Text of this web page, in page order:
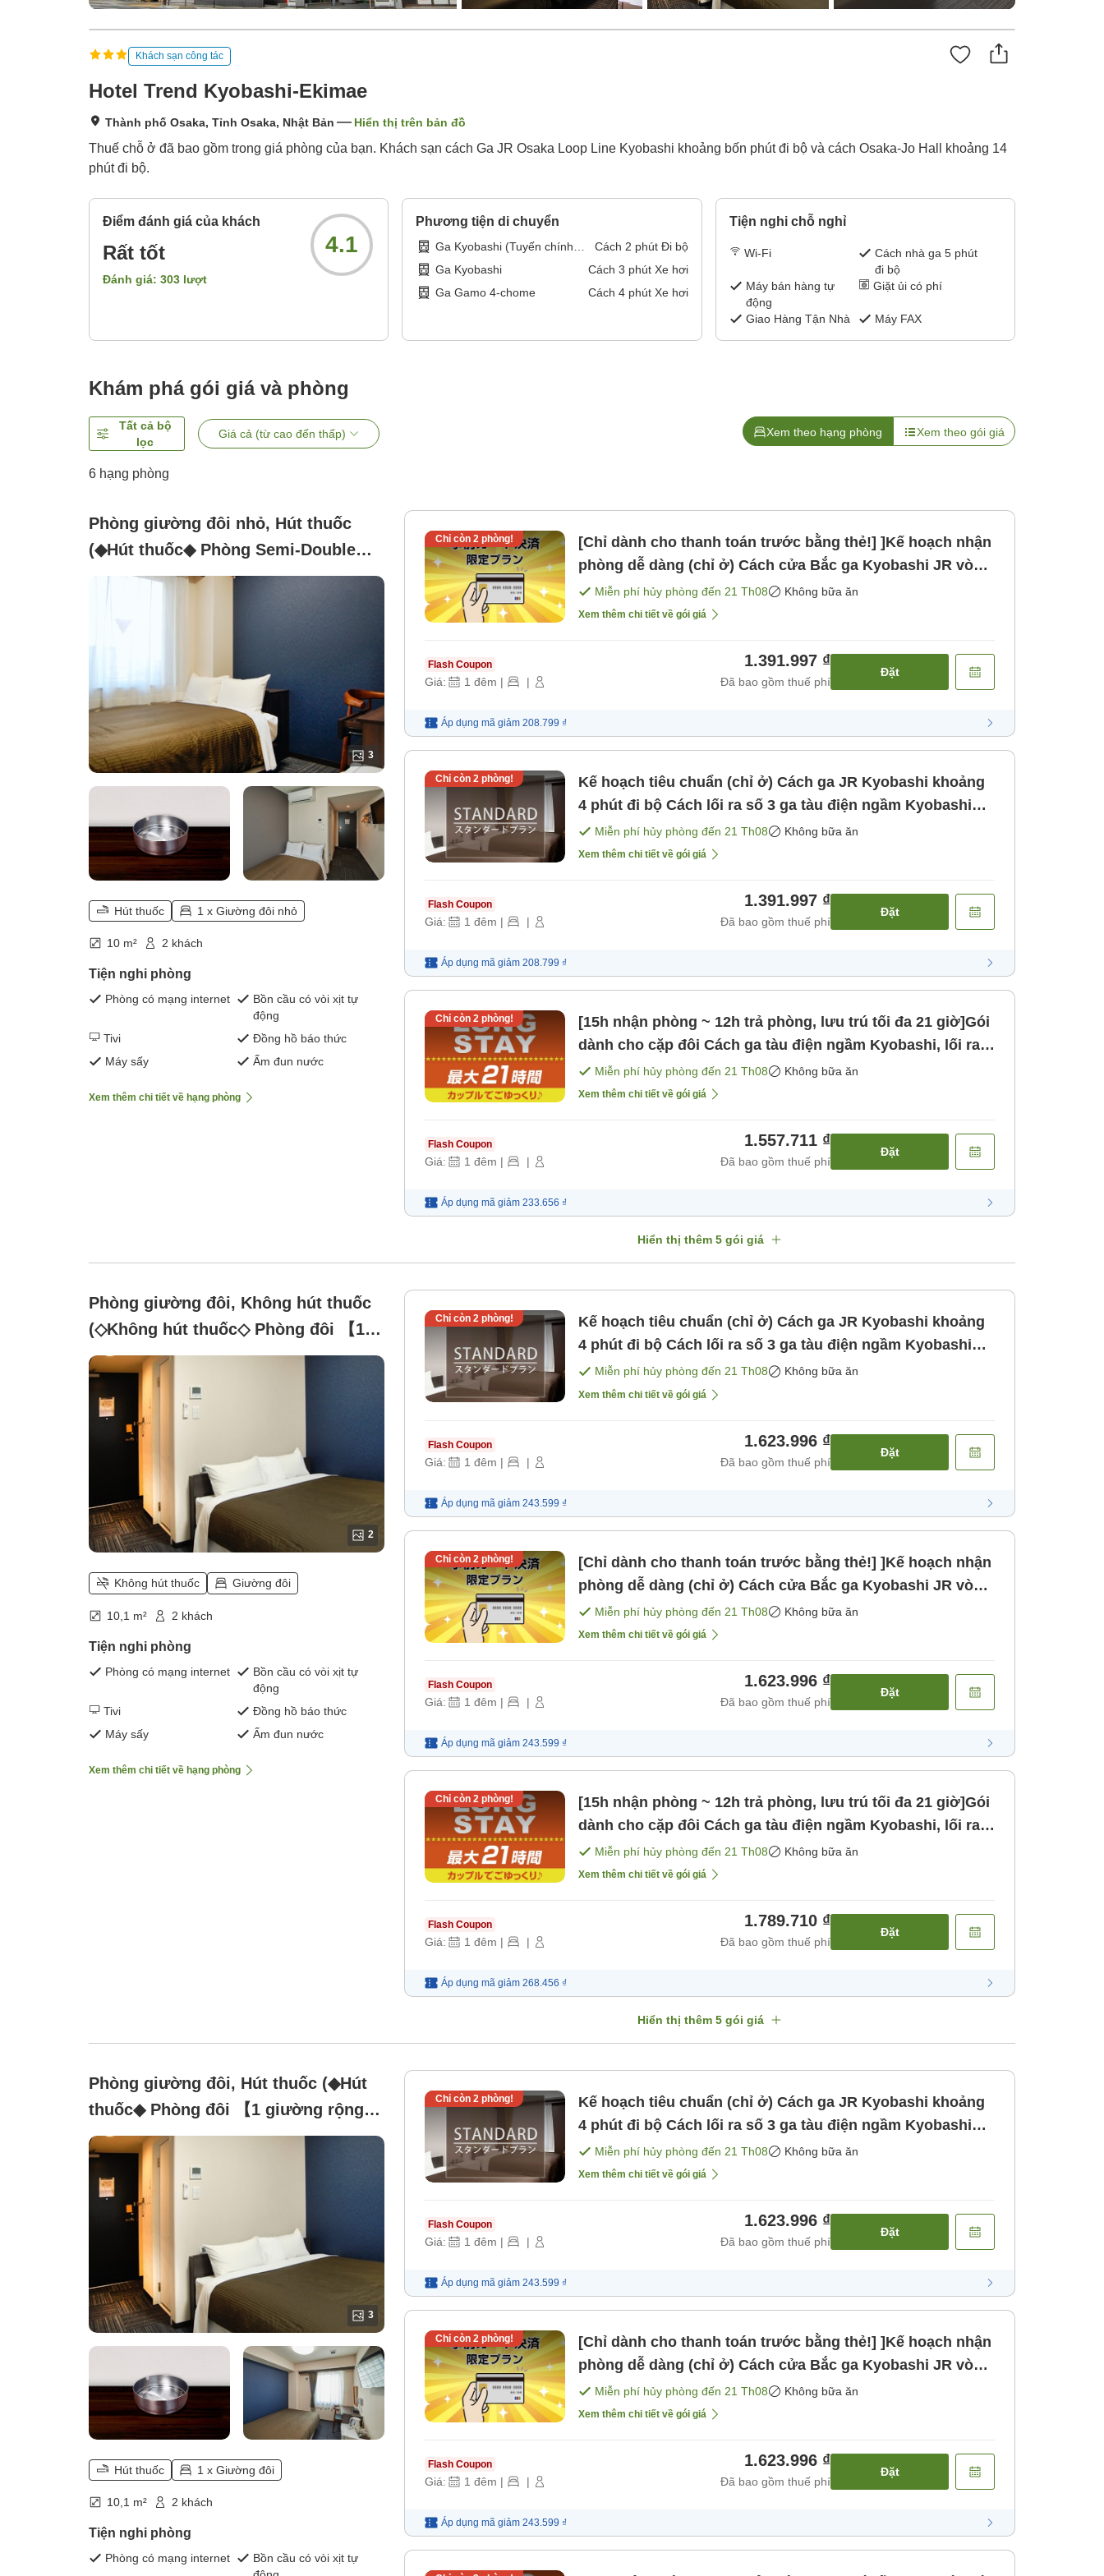
Khách sạn công tác
Hotel Trend Kyobashi-Ekimae
Thành phố Osaka, Tỉnh Osaka, Nhật Bản Hiển thị trên bản đồ
Thuế chỗ ở đã bao gồm trong giá phòng của bạn. Khách sạn cách Ga JR Osaka Loop Line Kyobashi khoảng bốn phút đi bộ và cách Osaka-Jo Hall khoảng 14
phút đi bộ.
Điểm đánh giá của khách
Rất tốt
Đánh giá: 303 lượt
4.1
Phương tiện di chuyển
Ga Kyobashi (Tuyến chính
Keihan)
Cách 2 phút Đi bộ
Ga Kyobashi
Cách 3 phút Xe hơi
Ga Gamo 4-chome
Cách 4phút Xe hơi
Tiện nghi chỗ nghỉ
Wi-Fi
Cách nhà ga 5 phút
đi bộ
Máy bán hàng tự
động
Giặt ủi có phí
Giao Hàng Tận Nhà Máy FAX
Khám phá gói giá và phòng
Tất cả bộ
lọc
Giá cả (từ cao đến thấp) Xem theo hạng phòng Xem theo gói giá
6 hạng phòng
Phòng giường đôi nhỏ, Hút thuốc
(◆Hút thuốc◆ Phòng Semi-Double
【Giường rộng 120cm × 1 chiếc】)
3
Hút thuốc 1 x Giường đôi nhỏ
10 m² 2 khách
Tiện nghi phòng
Phòng có mạng internet
Bồn cầu có vòi xịt tự
động
Tivi
Đồng hồ báo thức
Máy sấy
Ấm đun nước
Xem thêm chi tiết về hạng phòng
Chỉ còn 2phòng!
[Chỉ dành cho thanh toán trước bằng thẻ!] ]Kế hoạch nhận
phòng dễ dàng (chỉ ở) Cách cửa Bắc ga Kyobashi JR vòng
tròn khoảng 4 phút đi bộ [Không bao gồm bữa ăn]
Miễn phí hủy phòng đến 21 Th08 Không bữa ăn
Xem thêm chi tiết về gói giá
Flash Coupon
Giá: 1 đêm | |
1.391.997 ₫
Đã bao gồm thuế phí
Đặt
Áp dụng mã giảm 208.799 ₫
Chỉ còn 2phòng!
Kế hoạch tiêu chuẩn (chỉ ở) Cách ga JR Kyobashi khoảng
4 phút đi bộ Cách lối ra số 3 ga tàu điện ngầm Kyobashi
khoảng 2 phút đi bộ [Không bao gồm bữa ăn]
Miễn phí hủy phòng đến 21 Th08 Không bữa ăn
Xem thêm chi tiết về gói giá
Flash Coupon
Giá: 1 đêm | |
1.391.997 ₫
Đã bao gồm thuế phí
Đặt
Áp dụng mã giảm 208.799 ₫
Chỉ còn 2phòng!
[15h nhận phòng ~ 12h trả phòng, lưu trú tối đa 21 giờ]Gói
dành cho cặp đôi Cách ga tàu điện ngầm Kyobashi, lối ra
số 3, khoảng 2 phút đi bộ [Không bao gồm bữa ăn]
Miễn phí hủy phòng đến 21 Th08 Không bữa ăn
Xem thêm chi tiết về gói giá
Flash Coupon
Giá: 1 đêm | |
1.557.711 ₫
Đã bao gồm thuế phí
Đặt
Áp dụng mã giảm 233.656 ₫
Hiển thị thêm 5 gói giá
Phòng giường đôi, Không hút thuốc
(◇Không hút thuốc◇ Phòng đôi 【1
giường rộng 140cm】)
2
Không hút thuốc Giường đôi
10,1 m² 2 khách
Tiện nghi phòng
Phòng có mạng internet
Bồn cầu có vòi xịt tự
động
Tivi
Đồng hồ báo thức
Máy sấy
Ấm đun nước
Xem thêm chi tiết về hạng phòng
Chỉ còn 2phòng!
Kế hoạch tiêu chuẩn (chỉ ở) Cách ga JR Kyobashi khoảng
4 phút đi bộ Cách lối ra số 3 ga tàu điện ngầm Kyobashi
khoảng 2 phút đi bộ [Không bao gồm bữa ăn]
Miễn phí hủy phòng đến 21 Th08 Không bữa ăn
Xem thêm chi tiết về gói giá
Flash Coupon
Giá: 1 đêm | |
1.623.996 ₫
Đã bao gồm thuế phí
Đặt
Áp dụng mã giảm 243.599 ₫
Chỉ còn 2 phòng!
[Chỉ dành cho thanh toán trước bằng thẻ!] ]Kế hoạch nhận
phòng dễ dàng (chỉ ở) Cách cửa Bắc ga Kyobashi JR vòng
tròn khoảng 4 phút đi bộ [Không bao gồm bữa ăn]
Miễn phí hủy phòng đến 21 Th08 Không bữa ăn
Xem thêm chi tiết về gói giá
Flash Coupon
Giá: 1 đêm | |
1.623.996 ₫
Đã bao gồm thuế phí
Đặt
Áp dụng mã giảm 243.599 ₫
Chỉ còn 2 phòng!
[15h nhận phòng ~ 12h trả phòng, lưu trú tối đa 21 giờ]Gói
dành cho cặp đôi Cách ga tàu điện ngầm Kyobashi, lối ra
số 3, khoảng 2 phút đi bộ [Không bao gồm bữa ăn]
Miễn phí hủy phòng đến 21 Th08 Không bữa ăn
Xem thêm chi tiết về gói giá
Flash Coupon
Giá: 1 đêm | |
1.789.710 ₫
Đã bao gồm thuế phí
Đặt
Áp dụng mã giảm 268.456 ₫
Hiển thị thêm 5 gói giá
Phòng giường đôi, Hút thuốc (◆Hút
thuốc◆ Phòng đôi 【1 giường rộng
140cm】)
3
Hút thuốc 1 x Giường đôi
10,1 m² 2 khách
Tiện nghi phòng
Phòng có mạng internet
Bồn cầu có vòi xịt tự
Chỉ còn 2 phòng!
Kế hoạch tiêu chuẩn (chỉ ở) Cách ga JR Kyobashi khoảng
4 phút đi bộ Cách lối ra số 3 ga tàu điện ngầm Kyobashi
khoảng 2 phút đi bộ [Không bao gồm bữa ăn]
Miễn phí hủy phòng đến 21 Th08 Không bữa ăn
Xem thêm chi tiết về gói giá
Flash Coupon
Giá: 1 đêm | |
1.623.996 ₫
Đã bao gồm thuế phí
Đặt
Áp dụng mã giảm 243.599 ₫
Chỉ còn 2 phòng!
[Chỉ dành cho thanh toán trước bằng thẻ!] ]Kế hoạch nhận
phòng dễ dàng (chỉ ở) Cách cửa Bắc ga Kyobashi JR vòng
tròn khoảng 4 phút đi bộ [Không bao gồm bữa ăn]
Miễn phí hủy phòng đến 21 Th08 Không bữa ăn
Xem thêm chi tiết về gói giá
Flash Coupon
Giá: 1 đêm | |
1.623.996 ₫
Đã bao gồm thuế phí
Đặt
Áp dụng mã giảm 243.599 ₫